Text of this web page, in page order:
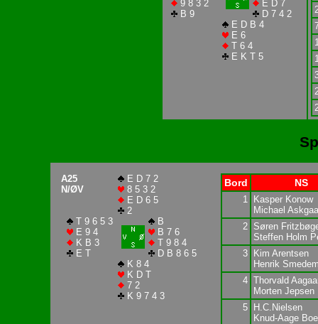
9 8 3 2
B 9
E D 7
D 7 4 2
E D B 4
E 6
T 6 4
E K T 5
A25
N/ØV
E D 7 2
8 5 3 2
E D 6 5
2
T 9 6 5 3
E 9 4
K B 3
E T
B
B 7 6
T 9 8 4
D B 8 6 5
K 8 4
K D T
7 2
K 9 7 4 3
Bord NS
1
Kasper Konow
Michael
2
Søren
Steffen Holm
3
Kim Arentsen
Henrik
4 Thorvald
Morten Jepsen
5
H.C.Nielsen
Knud-Aage